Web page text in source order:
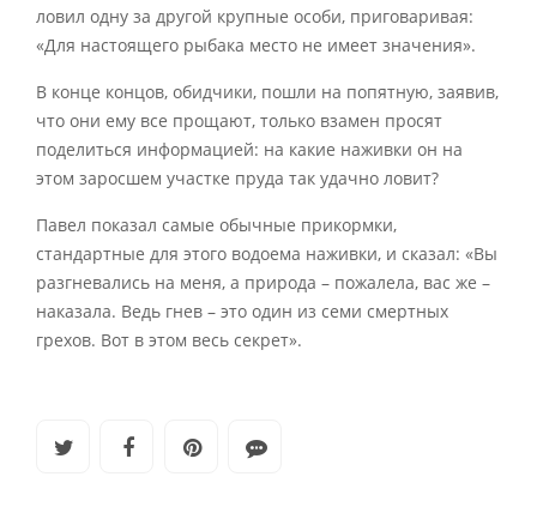
ловил одну за другой крупные особи, приговаривая:
«Для настоящего рыбака место не имеет значения».
В конце концов, обидчики, пошли на попятную, заявив,
что они ему все прощают, только взамен просят
поделиться информацией: на какие наживки он на
этом заросшем участке пруда так удачно ловит?
Павел показал самые обычные прикормки,
стандартные для этого водоема наживки, и сказал: «Вы
разгневались на меня, а природа – пожалела, вас же –
наказала. Ведь гнев – это один из семи смертных
грехов. Вот в этом весь секрет».